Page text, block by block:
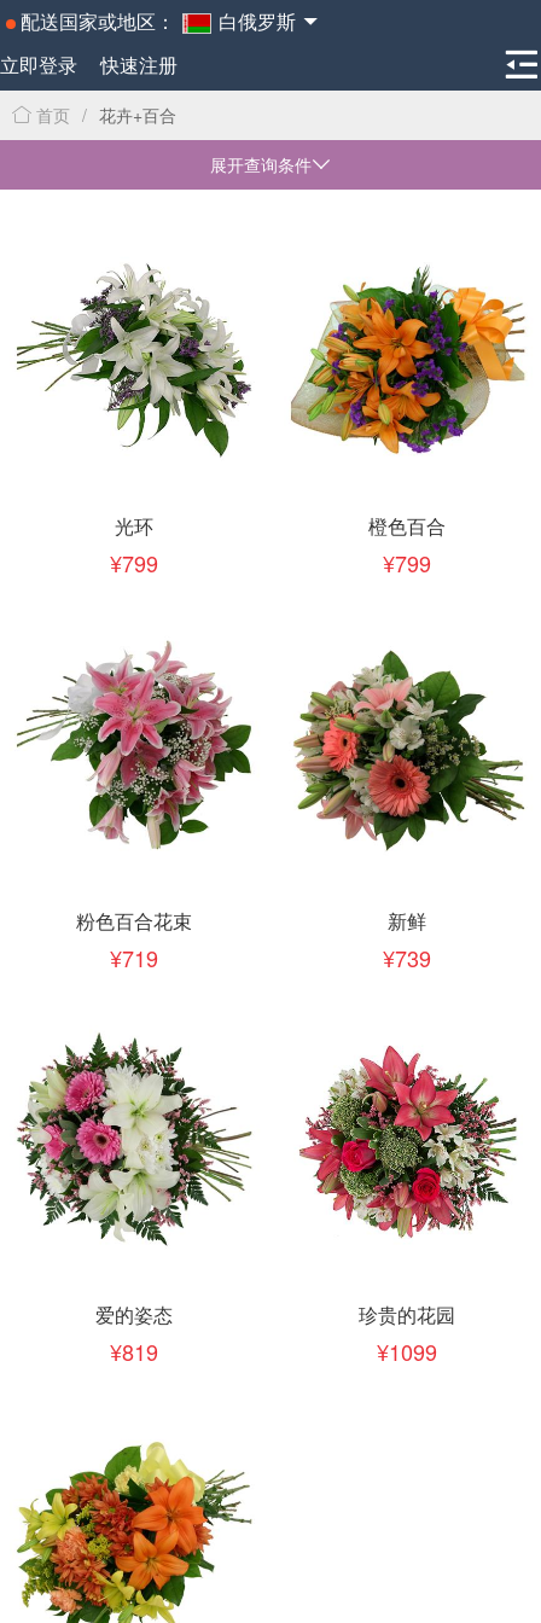
配送国家或地区：
白俄罗斯
立即登录
快速注册
首页 / 花卉+百合
展开查询条件
光环
799
橙色百合
799
粉色百合花束
719
新鲜
739
爱的姿态
819
珍贵的花园
1099